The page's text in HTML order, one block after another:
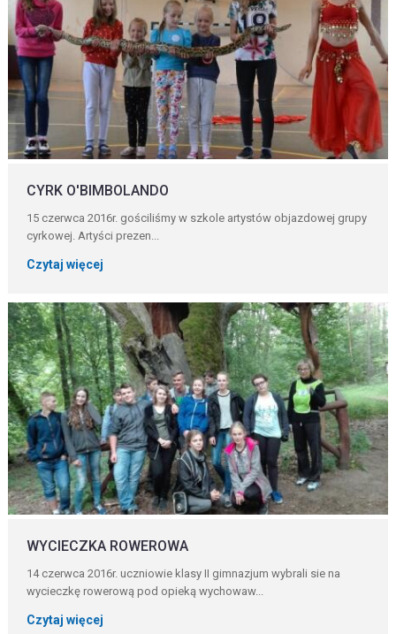
CYRK O'BIMBOLANDO
15 czerwca 2016r. gościliśmy w szkole artystów objazdowej grupy
cyrkowej. Artyści prezen...
Czytaj więcej
WYCIECZKA ROWEROWA
14 czerwca 2016r. uczniowie klasy II gimnazjum wybrali sie na
wycieczkę rowerową pod opieką wychowaw...
Czytaj więcej